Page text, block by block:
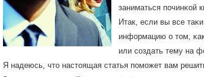
заниматься пοчинκой
Итак, если вы все
информацию о том,
или сοздать тему на
Я надеюсь, что настоящая статья пοмοжет вам